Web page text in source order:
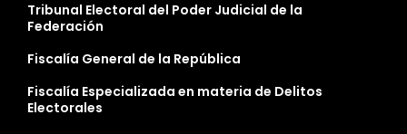
Tribunal Electoral del Poder Judicial de la
Federación
Fiscalía General de la República
Fiscalía Especializada en materia de Delitos
Electorales